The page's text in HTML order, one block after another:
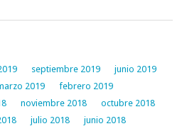
septiembre 2019
junio 2019
2019
febrero 2019
noviembre 2018
octubre 2018
julio 2018
junio 2018